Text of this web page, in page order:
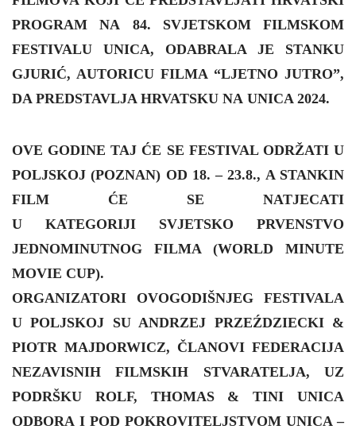
PROGRAM NA 84. SVJETSKOM FILMSKOM
FESTIVALU UNICA, ODABRALA JE STANKU
GJURIĆ, AUTORICU FILMA “LJETNO JUTRO”,
DA PREDSTAVLJA HRVATSKU NA UNICA 2024.
OVE GODINE TAJ ĆE SE FESTIVAL ODRŽATI U
POLJSKOJ (POZNAN) OD 18. – 23.8., A STANKIN
FILM ĆE SE NATJECATI
U KATEGORIJI SVJETSKO PRVENSTVO
JEDNOMINUTNOG FILMA (WORLD MINUTE
MOVIE CUP).
ORGANIZATORI OVOGODIŠNJEG FESTIVALA
U POLJSKOJ SU ANDRZEJ PRZEŹDZIECKI &
PIOTR MAJDORWICZ, ČLANOVI FEDERACIJA
NEZAVISNIH FILMSKIH STVARATELJA, UZ
PODRŠKU ROLF, THOMAS & TINI UNICA
ODBORA I POD POKROVITELJSTVOM UNICA –